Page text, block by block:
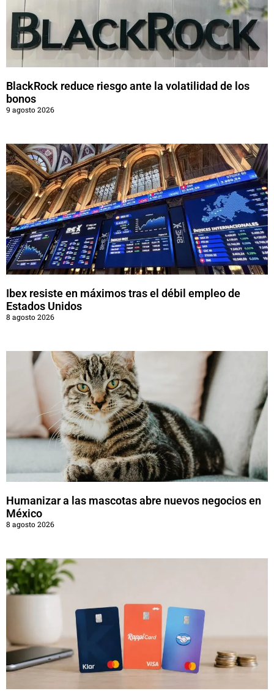
BlackRock reduce riesgo ante la volatilidad de los
bonos
9 agosto 2026
Ibex resiste en máximos tras el débil empleo de
Estados Unidos
8 agosto 2026
Humanizar a las mascotas abre nuevos negocios en
México
8 agosto 2026